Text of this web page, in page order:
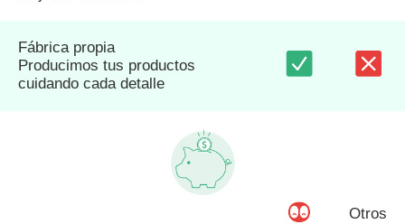
Fábrica propia
Producimos tus productos
cuidando cada detalle
Otros